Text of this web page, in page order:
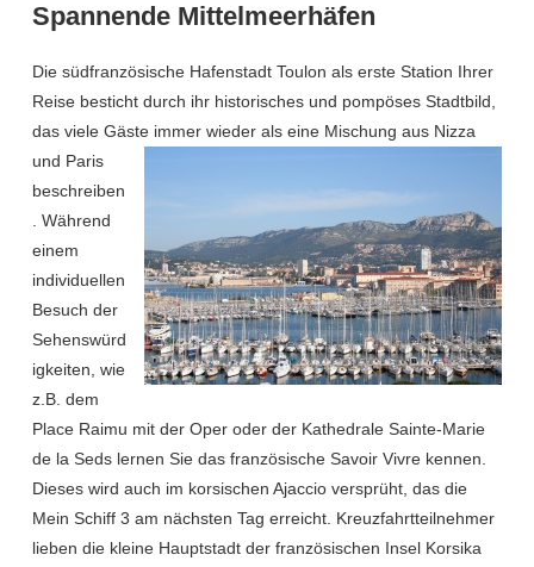
Spannende Mittelmeerhäfen
Die südfranzösische Hafenstadt Toulon als erste Station Ihrer
Reise besticht durch ihr historisches und pompöses Stadtbild,
das viele Gäste immer wieder als eine Mischung aus Nizza
und Paris
beschreiben
. Während
einem
individuellen
Besuch der
Sehenswürd
igkeiten, wie
z.B. dem
Place Raimu mit der Oper oder der Kathedrale Sainte-Marie
de la Seds lernen Sie das französische Savoir Vivre kennen.
Dieses wird auch im korsischen Ajaccio versprüht, das die
Mein Schiff 3 am nächsten Tag erreicht. Kreuzfahrtteilnehmer
lieben die kleine Hauptstadt der französischen Insel Korsika